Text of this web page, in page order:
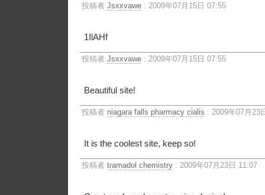
投稿者 Jsxxvawe : 2009年07月15日 07:55
1IlAHf
投稿者 Jsxxvawe : 2009年07月15日 07:55
Beautiful site!
投稿者 niagara falls pharmacy cialis : 2009年07月23
It is the coolest site, keep so!
投稿者 tramadol chemistry : 2009年07月23日 11:07